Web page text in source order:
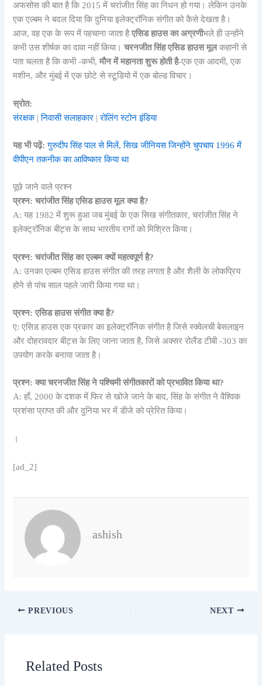
अफसोस की बात है कि 2015 में चरांजीत सिंह का निधन हो गया। लेकिन उनके
एक एल्बम ने बदल दिया कि दुनिया इलेक्ट्रॉनिक संगीत को कैसे देखता है।
आज, वह एक के रूप में पहचाना जाता हैएसिड हाउस का अग्रणीभले ही उन्होंने
कभी उस शीर्षक का दावा नहीं किया।चरनजीत सिंह एसिड हाउस मूलकहानी से
पता चलता है कि कभी -कभी,मौन में महानता शुरू होती है-एक एक आदमी, एक
मशीन, और मुंबई में एक छोटे से स्टूडियो में एक बोल्ड विचार।
स्रोत:
संरक्षक| निवासी सलाहकार | रोलिंग स्टोन इंडिया
यह भी पढ़ें: गुरुदीप सिंह पाल से मिलें, सिख जीनियस जिन्होंने चुपचाप 1996 में
वीपीएन तकनीक का आविष्कार किया था
पूछे जाने वाले प्रश्न
प्रश्न: चरांजीत सिंह एसिड हाउस मूल क्या है?
A: यह 1982 में शुरू हुआ जब मुंबई के एक सिख संगीतकार, चरांजीत सिंह ने
इलेक्ट्रॉनिक बीट्स के साथ भारतीय रागों को मिश्रित किया।
प्रश्न: चरांजीत सिंह का एल्बम क्यों महत्वपूर्ण है?
A: उनका एल्बम एसिड हाउस संगीत की तरह लगता है और शैली के लोकप्रिय
होने से पांच साल पहले जारी किया गया था।
प्रश्न: एसिड हाउस संगीत क्या है?
ए: एसिड हाउस एक प्रकार का इलेक्ट्रॉनिक संगीत है जिसे स्क्वेलची बेसलाइन
और दोहरावदार बीट्स के लिए जाना जाता है, जिसे अक्सर रोलैंड टीबी -303 का
उपयोग करके बनाया जाता है।
प्रश्न: क्या चरनजीत सिंह ने पश्चिमी संगीतकारों को प्रभावित किया था?
A: हाँ, 2000 के दशक में फिर से खोजे जाने के बाद, सिंह के संगीत ने वैश्विक
प्रशंसा प्राप्त की और दुनिया भर में डीजे को प्रेरित किया।
।
[ad_2]
ashish
PREVIOUS NEXT
Related Posts